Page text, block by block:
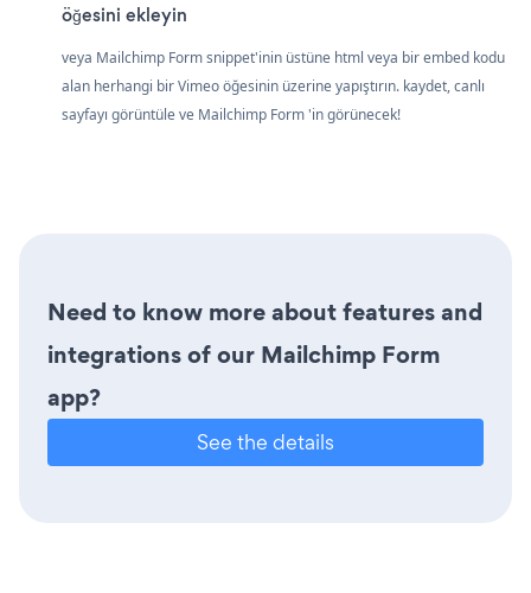
öğesini ekleyin
veya Mailchimp Form snippet'inin üstüne html veya bir embed kodu
alan herhangi bir Vimeo öğesinin üzerine yapıştırın. kaydet, canlı
sayfayı görüntüle ve Mailchimp Form 'in görünecek!
Need to know more about features and
integrations of our Mailchimp Form
app?
See the details